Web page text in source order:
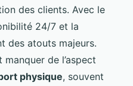
des clients. Avec le
24/7 et la
des atouts majeurs.
de l’aspect
physique, souvent